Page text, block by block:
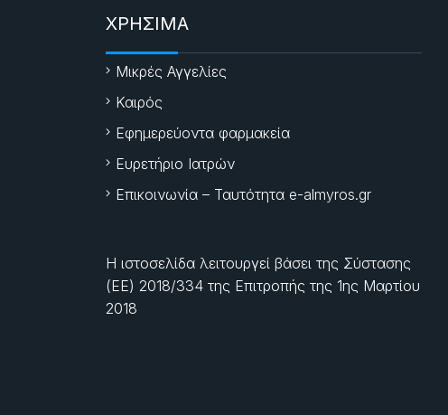
ΧΡΗΣΙΜΑ
Μικρές Αγγελίες
Καιρός
Εφημερεύοντα φαρμακεία
Ευρετήριο Ιατρών
Επικοινωνία – Ταυτότητα e-almyros.gr
Η ιστοσελίδα λειτουργεί βάσει της Σύστασης
(ΕΕ) 2018/334 της Επιτροπής της 1ης Μαρτίου
2018